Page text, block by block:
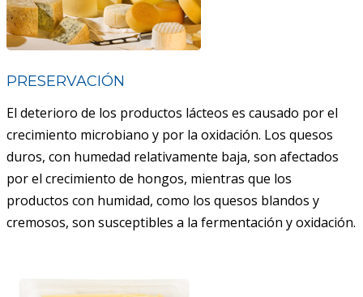
PRESERVACIÓN
El deterioro de los productos lácteos es causado por el
crecimiento microbiano y por la oxidación. Los quesos
duros, con humedad relativamente baja, son afectados
por el crecimiento de hongos, mientras que los
productos con humidad, como los quesos blandos y
cremosos, son susceptibles a la fermentación y oxidación.